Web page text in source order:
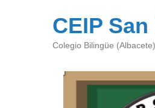
CEIP
Colegio Bilingüe (Albacete)